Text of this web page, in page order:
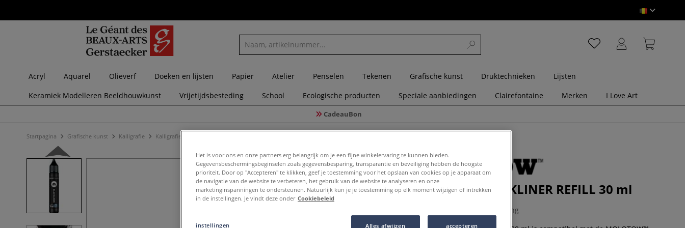
Acryl Aquarel Olieverf Doeken en lijsten Papier Atelier Penselen Tekenen Grafische kunst Druktechnieken
Lijsten
Keramiek Modelleren Beeldhouwkunst
Vrijetijdsbesteding School Ecologische producten Speciale aanbiedingen Clairefontaine Merken I Love Art
CadeauBon
Startpagina Grafische kunst Kalligrafie Kalligrafie viltstiften
MOLOTOW™ BLACKLINER REFILL 30 ml
0 Beoordeling
Het is voor ons en onze partners erg belangrijk om je een fijne winkelervaring te kunnen bieden.
Gegevensbeschermingsbeginselen zoals gegevensbesparing, transparantie en beveiliging hebben de hoogste
prioriteit. Door op "Accepteren" te klikken, geef je toestemming voor het opslaan van cookies op je apparaat om
de navigatie van de website te verbeteren, het gebruik van de website te analyseren en onze
marketinginspanningen te ondersteunen. Natuurlijk kun je je toestemming op elk moment wijzigen of intrekken
in de instellingen. Je vindt deze onder Cookiebeleid
Alles afwijzen accepteren
instellingen